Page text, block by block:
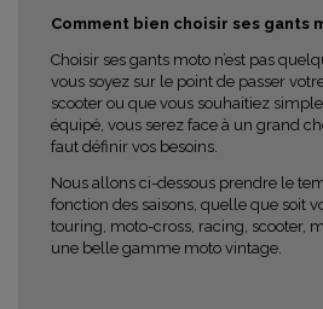
Comment bien choisir ses gants
Choisir ses gants moto n’est pas
vous soyez sur le point de passer
scooter ou que vous souhaitiez
équipé, vous serez face à un grand
faut définir vos besoins.
Nous allons ci-dessous prendre le
fonction des saisons, quelle que soit
touring, moto-cross, racing, scooter,
une belle gamme moto vintage.